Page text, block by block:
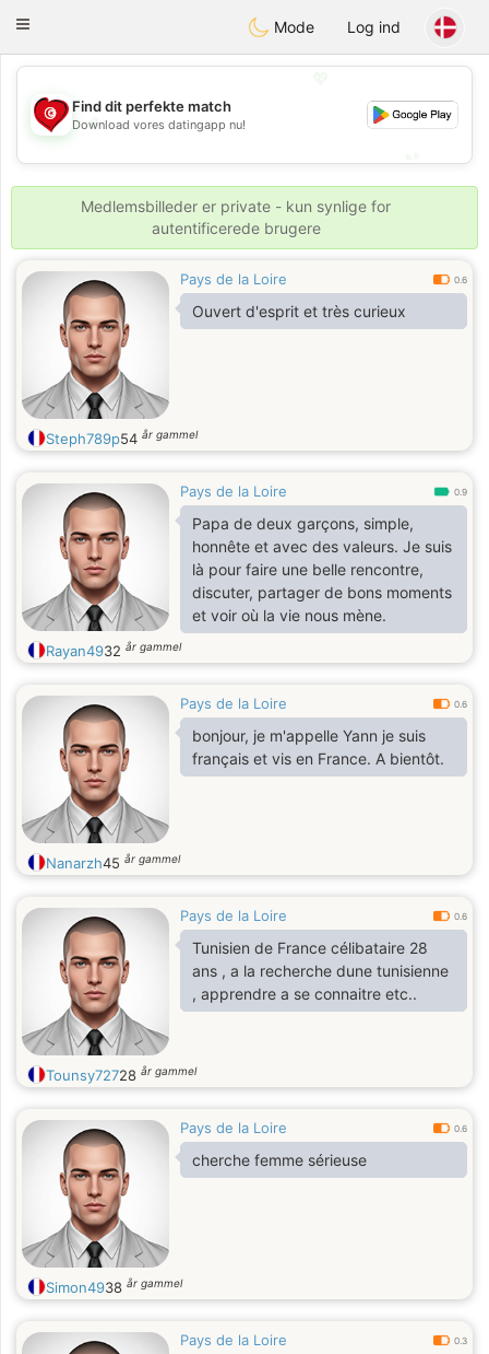
Tunisia Dating
Toggle
Mode Log ind
💖
💕
Find dit perfekte match
Download vores datingapp nu!
Medlemsbilleder er private - kun synlige for
autentificerede brugere
Pays de la Loire 0.6
Ouvert d'esprit et très curieux
Steph789p54 år gammel
Pays de la Loire 0.9
Papa de deux garçons, simple,
honnête et avec des valeurs. Je suis
là pour faire une belle rencontre,
discuter, partager de bons moments
et voir où la vie nous mène.
Rayan4932 år gammel
Pays de la Loire 0.6
bonjour, je m'appelle Yann je suis
français et vis en France. A bientôt.
Nanarzh45 år gammel
Pays de la Loire 0.6
Tunisien de France célibataire 28
ans , a la recherche dune tunisienne
, apprendre a se connaitre etc..
Tounsy72728 år gammel
Pays de la Loire 0.6
cherche femme sérieuse
Simon4938 år gammel
Pays de la Loire 0.3